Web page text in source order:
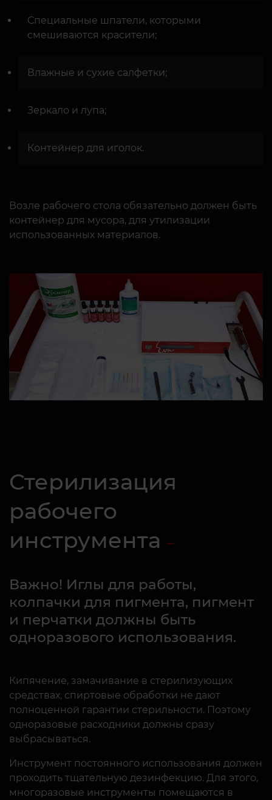
Специальные шпатели, которыми
смешиваются красители;
Влажные и сухие салфетки;
Зеркало и лупа;
Контейнер для иголок.
Возле рабочего стола обязательно должен быть
контейнер для мусора, для утилизации
использованных материалов.
Стерилизация
рабочего
инструмента
Важно! Иглы для работы,
колпачки для пигмента, пигмент
и перчатки должны быть
одноразового использования.
Кипячение, замачивание в стерилизующих
средствах, спиртовые обработки не дают
полноценной гарантии стерильности. Поэтому
одноразовые расходники должны сразу
выбрасываться.
Инструмент постоянного использования должен
проходить тщательную дезинфекцию. Для этого,
многоразовые инструменты помещаются в